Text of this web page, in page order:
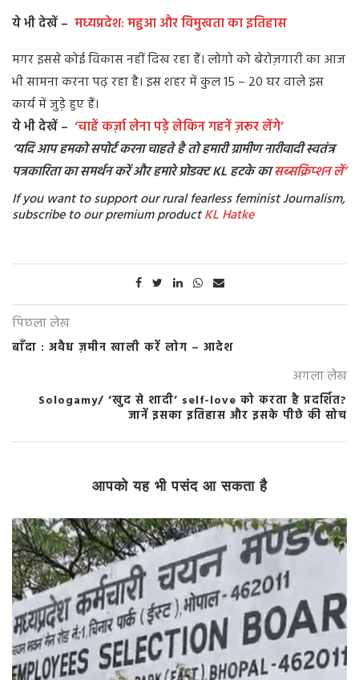
ये भी देखें – मध्यप्रदेश: महुआ और विमुखता का इतिहास
मगर इससे कोई विकास नहीं दिख रहा हैं। लोगो को बेरोज़गारी का आज
भी सामना करना पढ़ रहा है। इस शहर में कुल 15 – 20 घर वाले इस
कार्य में जुड़े हुए हैं।
ये भी देखें – ‘चाहें कर्ज़ा लेना पड़े लेकिन गहनें ज़रूर लेंगे’
‘यदि आप हमको सपोर्ट करना चाहते है तो हमारी ग्रामीण नारीवादी स्वतंत्र
पत्रकारिता का समर्थन करें और हमारे प्रोडक्ट KL हटके कासब्सक्रिप्शनलें’
If you want to support our rural fearless feminist Journalism,
subscribe to our premium productKL Hatke
पिछला लेख
बाँदा : अवैध ज़मीन खाली करें लोग – आदेश
अगला लेख
Sologamy/ ‘खुद से शादी’ self-love को करता है प्रदर्शित?
जानें इसका इतिहास और इसके पीछे की सोच
आपको यह भी पसंद आ सकता है